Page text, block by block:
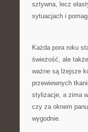
sztywna, lecz
sytuacjach i
Każda pora roku
świeżość, ale
ważne są lżejsze
przewiewnych
stylizacje, a zima
czy za oknem
wygodnie.